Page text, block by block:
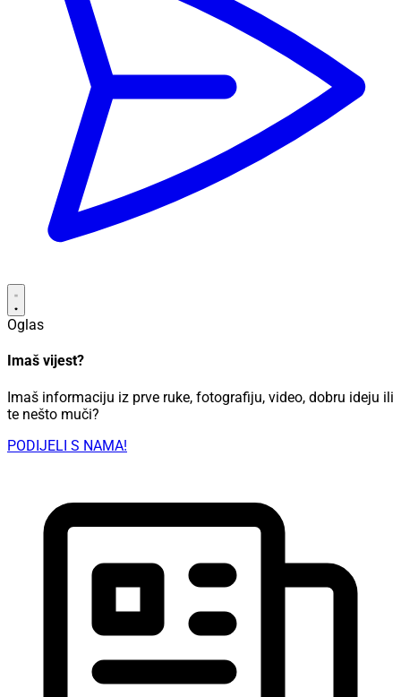
Oglas
Imaš vijest?
Imaš informaciju iz prve ruke, fotografiju, video, dobru ideju ili
te nešto muči?
PODIJELI S NAMA!